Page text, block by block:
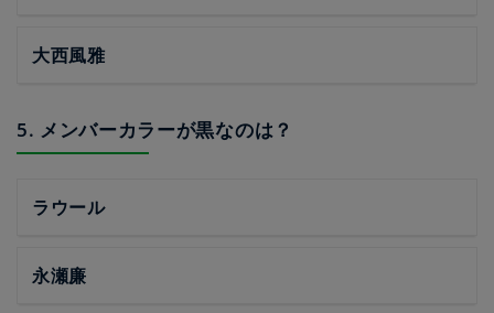
大西風雅
5. メンバーカラーが黒なのは？
ラウール
永瀬廉